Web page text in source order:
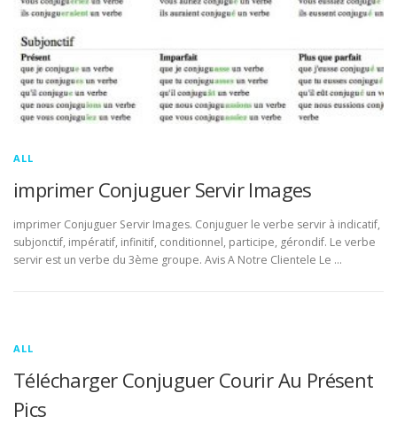
ALL
imprimer Conjuguer Servir Images
imprimer Conjuguer Servir Images. Conjuguer le verbe servir à indicatif,
subjonctif, impératif, infinitif, conditionnel, participe, gérondif. Le verbe
servir est un verbe du 3ème groupe. Avis A Notre Clientele Le …
ALL
Télécharger Conjuguer Courir Au Présent
Pics